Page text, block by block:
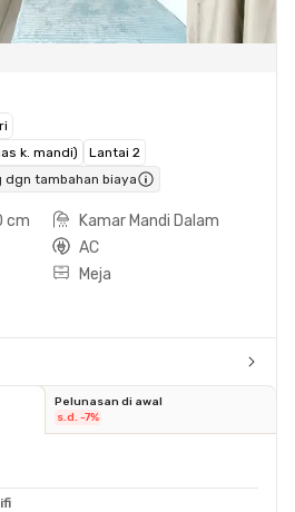
k. mandi)
Lantai 2
dgn tambahan biaya
cm
Kamar Mandi Dalam
AC
Meja
Pelunasan di awal
s.d. -7%